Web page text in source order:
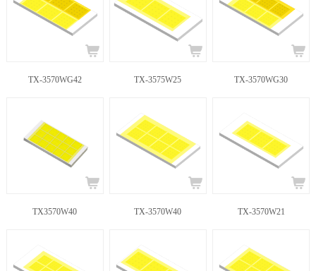
TX-3570WG42 TX-3575W25 TX-3570WG30
TX3570W40 TX-3570W40 TX-3570W21